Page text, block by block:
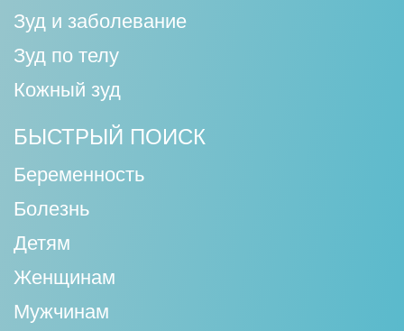
Зуд и заболевание
Зуд по телу
Кожный зуд
БЫСТРЫЙ ПОИСК
Беременность
Болезнь
Детям
Женщинам
Мужчинам